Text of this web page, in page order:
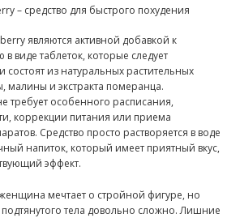
– средство для быстрого похудения
являются активной добавкой к
виде таблеток, которые следует
состоят из натуральных растительных
малины и экстракта померанца.
требует особенного расписания,
коррекции питания или приема
Средство просто растворяется в воде
напиток, который имеет приятный вкус,
эффект.
мечтает о стройной фигуре, но
тела довольно сложно. Лишние